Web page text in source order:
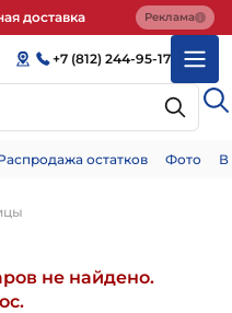
доставка Реклама
+7 (812) 244-95-17
остатков Фото
не найдено.